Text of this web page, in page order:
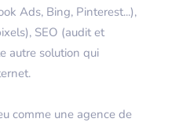
Ads, Bing, Pinterest...),
SEO (audit et
autre solution qui
comme une agence de